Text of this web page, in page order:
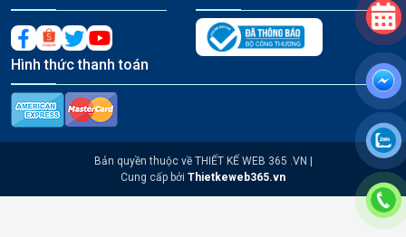
Hình thức thanh toán
Bản quyền thuộc về THIẾT KẾ WEB 365 .VN |
Cung cấp bởi Thietkeweb365.vn